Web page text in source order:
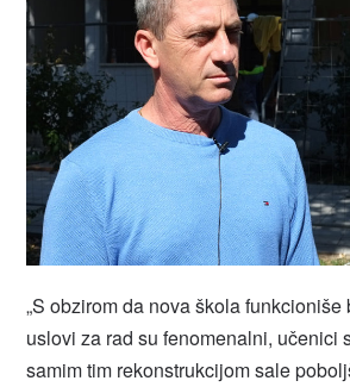
„S obzirom da nova škola funkcioniše
uslovi za rad su fenomenalni, učenici
samim tim rekonstrukcijom sale